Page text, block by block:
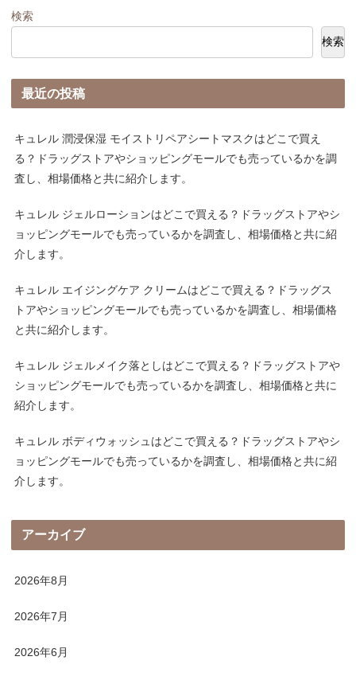
検索
検索
最近の投稿
キュレル 潤浸保湿 モイストリペアシートマスクはどこで買え
る？ドラッグストアやショッピングモールでも売っているかを調
査し、相場価格と共に紹介します。
キュレル ジェルローションはどこで買える？ドラッグストアやシ
ョッピングモールでも売っているかを調査し、相場価格と共に紹
介します。
キュレル エイジングケア クリームはどこで買える？ドラッグス
トアやショッピングモールでも売っているかを調査し、相場価格
と共に紹介します。
キュレル ジェルメイク落としはどこで買える？ドラッグストアや
ショッピングモールでも売っているかを調査し、相場価格と共に
紹介します。
キュレル ボディウォッシュはどこで買える？ドラッグストアやシ
ョッピングモールでも売っているかを調査し、相場価格と共に紹
介します。
アーカイブ
2026年8月
2026年7月
2026年6月